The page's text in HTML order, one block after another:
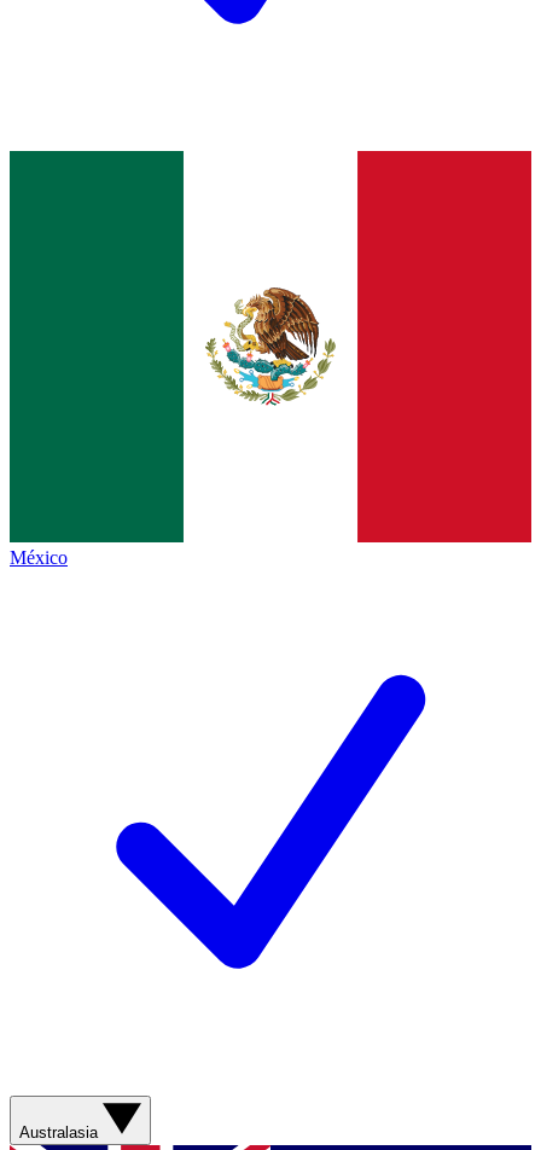
México
Australasia